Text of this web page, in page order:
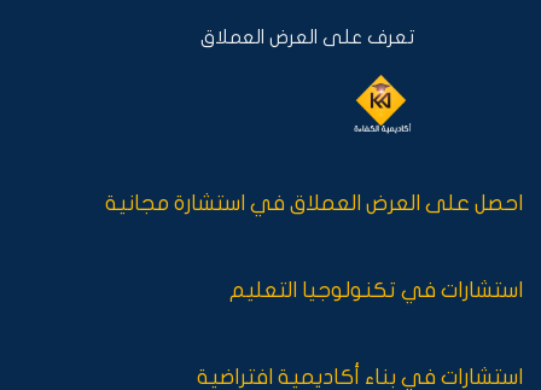
تعرف على العرض العملاق
احصل على العرض العملاق في استشارة مجانية
استشارات في تكنولوجيا التعليم
استشارات في بناء أكاديمية افتراضية